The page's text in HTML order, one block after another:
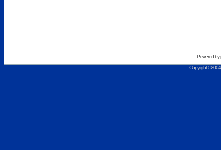
Powered by
Copyright ©2004